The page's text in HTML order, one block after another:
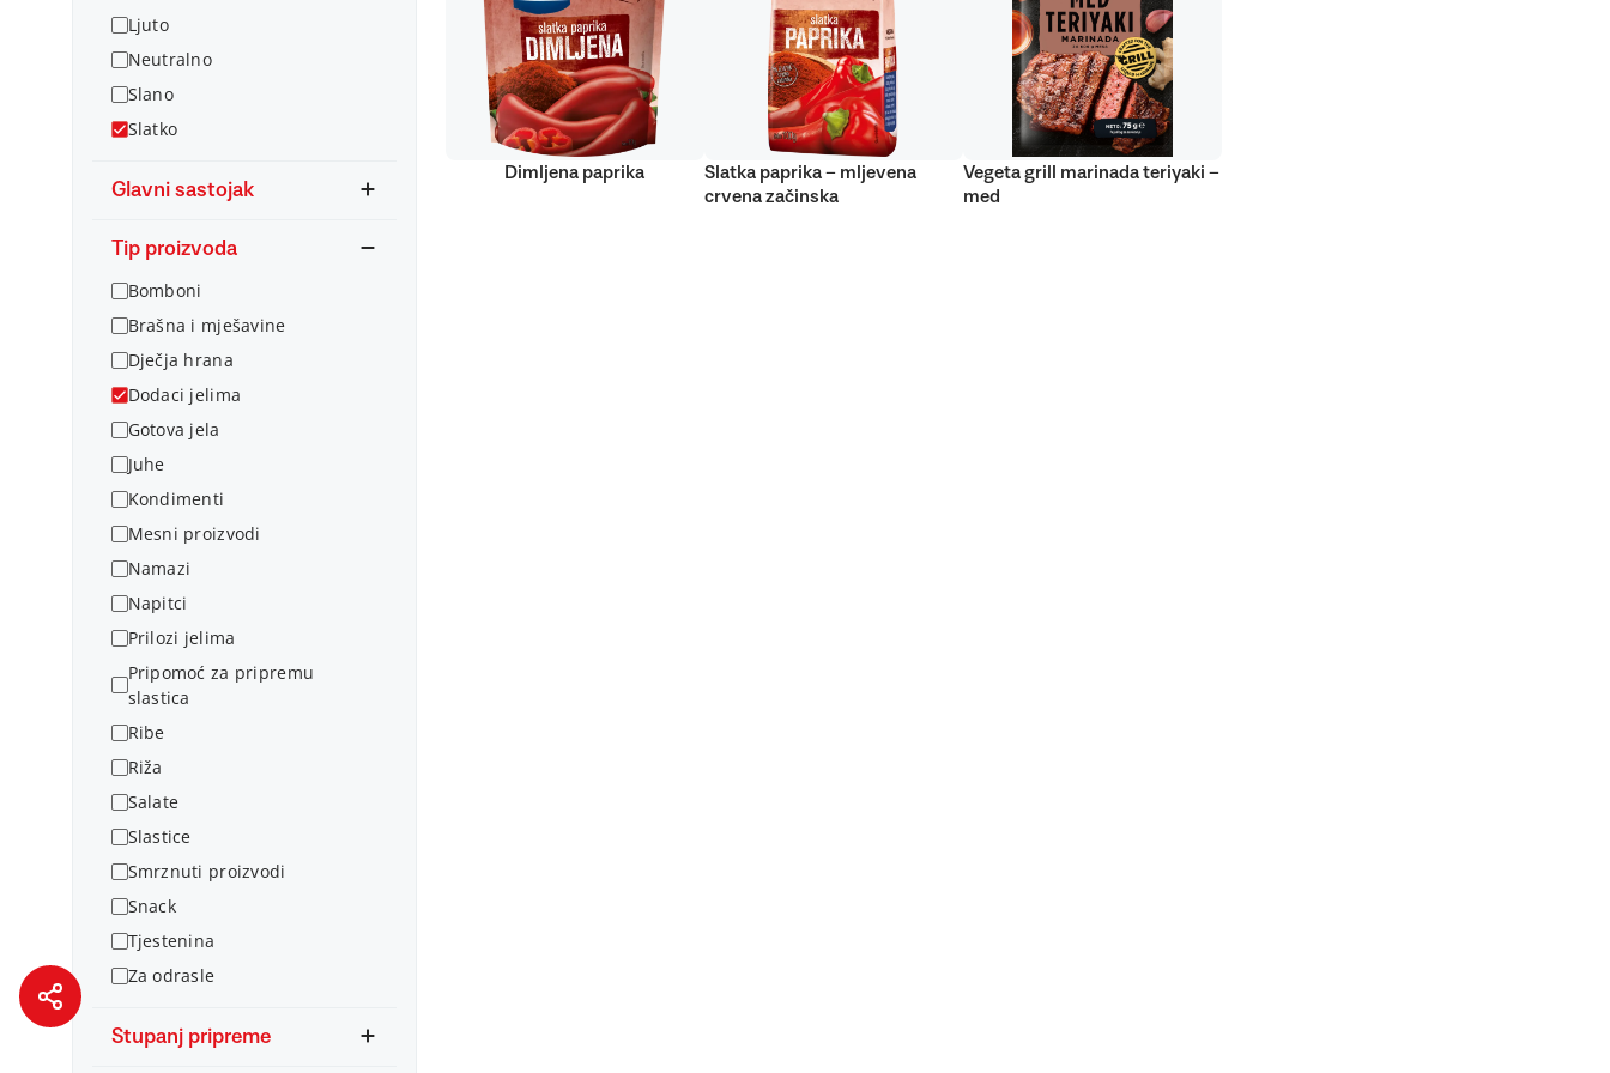
Ljuto
Neutralno
Slano
Slatko
Glavni sastojak
Tip proizvoda
Bomboni
Brašna i mješavine
Dječja hrana
Dodaci jelima
Gotova jela
Juhe
Kondimenti
Mesni proizvodi
Namazi
Napitci
Prilozi jelima
Pripomoć za pripremu
slastica
Ribe
Riža
Salate
Slastice
Smrznuti proizvodi
Snack
Tjestenina
Za odrasle
Stupanj pripreme
Dimljena paprika
Slatka paprika – mljevena
crvena začinska
Vegeta grill marinada teriyaki –
med